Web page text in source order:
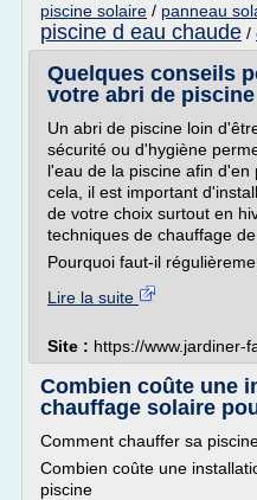
piscine solaire / panneau
piscine d eau chaude /
Quelques conseils
votre abri de piscine
Un abri de piscine loin
sécurité ou d'hygiène
l'eau de la piscine afin
cela, il est important
de votre choix surtout en
techniques de chauffage
Pourquoi faut-il
Lire la suite
Site : https://www.jardiner-
Combien coûte une
chauffage solaire
Comment chauffer sa
Combien coûte une
piscine